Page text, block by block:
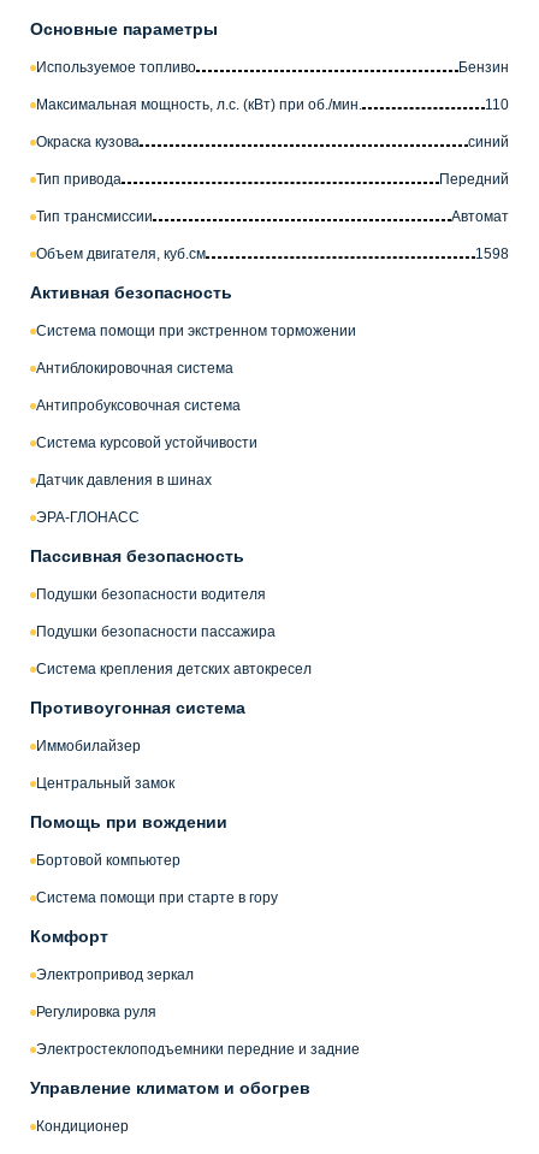
Основные параметры
Используемое топливо Бензин
Максимальная мощность, л.с. (кВт) при об./мин. 110
Окраска кузова синий
Тип привода Передний
Тип трансмиссии Автомат
Объем двигателя, куб.см 1598
Активная безопасность
Система помощи при экстренном торможении
Антиблокировочная система
Антипробуксовочная система
Система курсовой устойчивости
Датчик давления в шинах
ЭРА-ГЛОНАСС
Пассивная безопасность
Подушки безопасности водителя
Подушки безопасности пассажира
Система крепления детских автокресел
Противоугонная система
Иммобилайзер
Центральный замок
Помощь при вождении
Бортовой компьютер
Система помощи при старте в гору
Комфорт
Электропривод зеркал
Регулировка руля
Электростеклоподъемники передние и задние
Управление климатом и обогрев
Кондиционер